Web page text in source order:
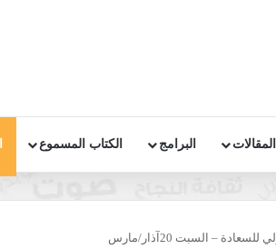
المقالات البرامج الكتاب المسموع
– السبت 20آذار/مارس